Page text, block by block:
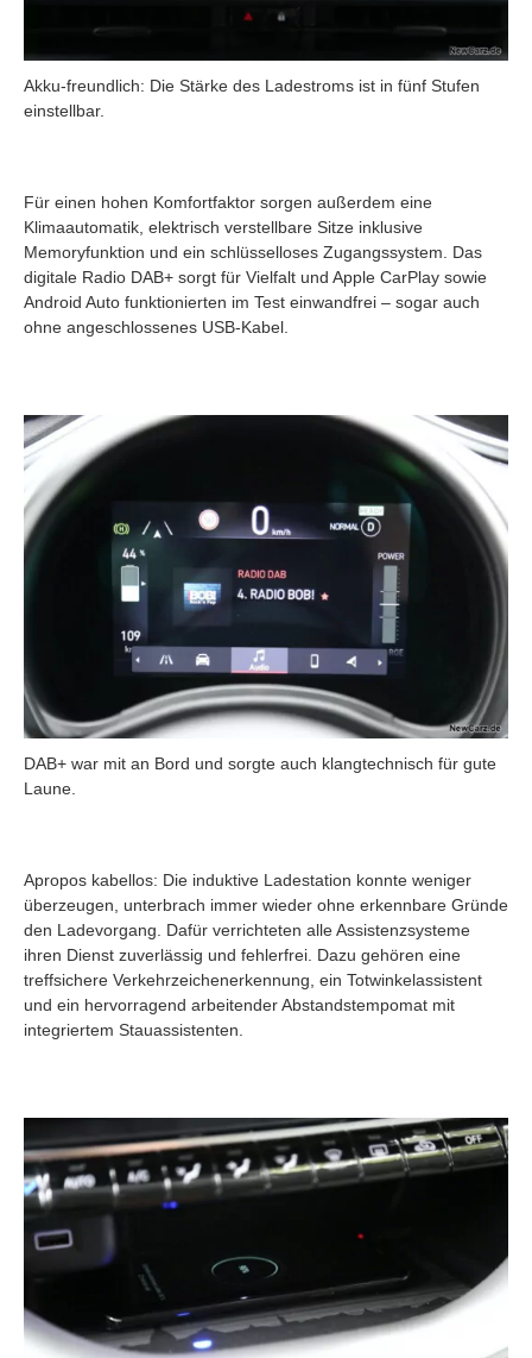
Akku-freundlich: Die Stärke des Ladestroms ist in fünf Stufen
einstellbar.
Für einen hohen Komfortfaktor sorgen außerdem eine
Klimaautomatik, elektrisch verstellbare Sitze inklusive
Memoryfunktion und ein schlüsselloses Zugangssystem. Das
digitale Radio DAB+ sorgt für Vielfalt und Apple CarPlay sowie
Android Auto funktionierten im Test einwandfrei – sogar auch
ohne angeschlossenes USB-Kabel.
DAB+ war mit an Bord und sorgte auch klangtechnisch für gute
Laune.
Apropos kabellos: Die induktive Ladestation konnte weniger
überzeugen, unterbrach immer wieder ohne erkennbare Gründe
den Ladevorgang. Dafür verrichteten alle Assistenzsysteme
ihren Dienst zuverlässig und fehlerfrei. Dazu gehören eine
treffsichere Verkehrzeichenerkennung, ein Totwinkelassistent
und ein hervorragend arbeitender Abstandstempomat mit
integriertem Stauassistenten.